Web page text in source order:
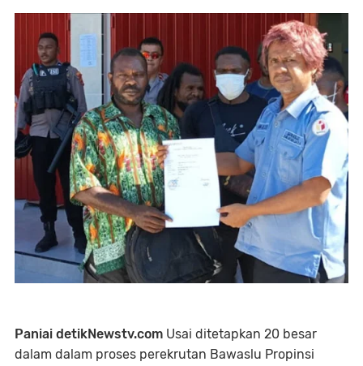
Paniai detikNewstv.com Usai ditetapkan 20 besar
dalam dalam proses perekrutan Bawaslu Propinsi